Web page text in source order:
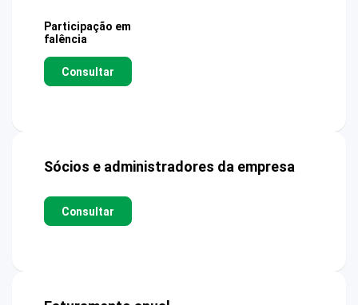
Participação em
falência
Consultar
Sócios e administradores da empresa
Consultar